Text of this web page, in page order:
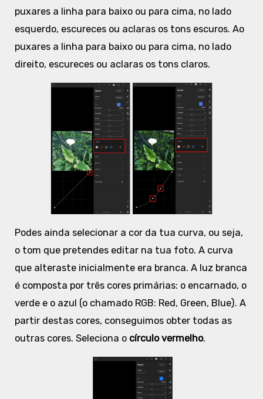
puxares a linha para baixo ou para cima, no lado
esquerdo, escureces ou aclaras os tons escuros. Ao
puxares a linha para baixo ou para cima, no lado
direito, escureces ou aclaras os tons claros.
Podes ainda selecionar a cor da tua curva, ou seja,
o tom que pretendes editar na tua foto. A curva
que alteraste inicialmente era branca. A luz branca
é composta por três cores primárias: o encarnado, o
verde e o azul (o chamado RGB: Red, Green, Blue). A
partir destas cores, conseguimos obter todas as
outras cores. Seleciona o círculo vermelho.